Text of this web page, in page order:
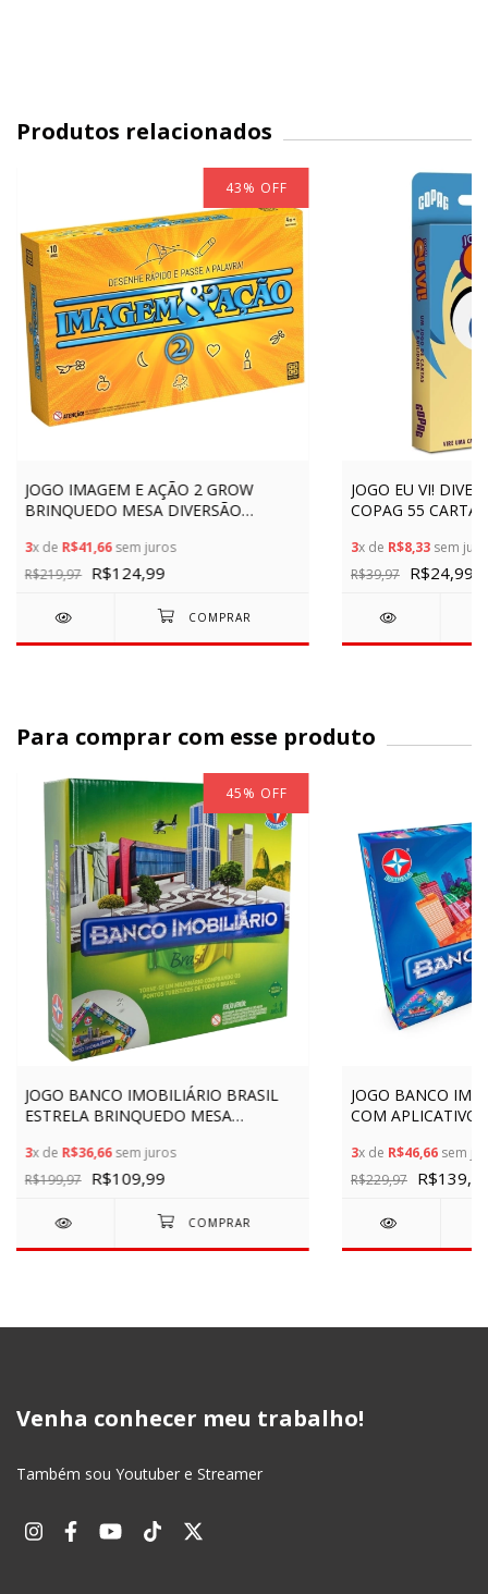
Produtos relacionados
43% OFF
JOGO IMAGEM E AÇÃO 2 GROW
BRINQUEDO MESA DIVERSÃO
ADVINHA PERGUNTA CARTAS
3x de R$41,66sem juros
R$219,97 R$124,99
JOGO EU VI!
COPAG 55
INFANTIL
3x de R$8,33sem
R$39,97
R$24,99
Para comprar com esse produto
45% OFF
JOGO BANCO IMOBILIÁRIO BRASIL
ESTRELA BRINQUEDO MESA
PONTOS TURÍSTICOS
3x de R$36,66sem juros
R$199,97 R$109,99
JOGO BANCO
COM APLICATIVO
CLÁSSICO
3x de R$46,66sem
R$229,97
Venha conhecer meu trabalho!
Também sou Youtuber e Streamer